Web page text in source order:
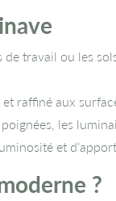
travail ou les
raffiné aux
les
et
?